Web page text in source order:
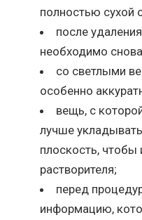
полностью сухой
после
необходимо
со светлыми
особенно
вещь, с
лучше
плоскость, чтобы
растворителя;
перед
информацию,